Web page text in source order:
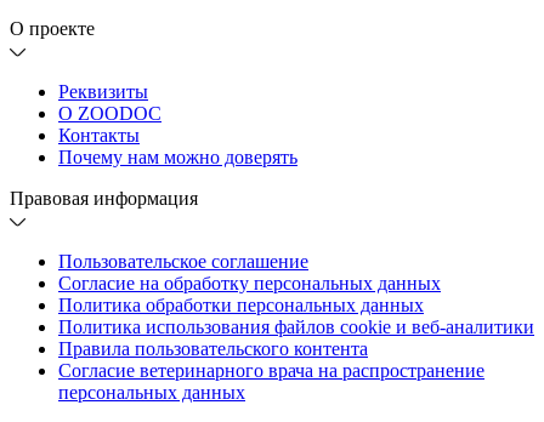
О проекте
Реквизиты
О ZOODOC
Контакты
Почему нам можно доверять
Правовая информация
Пользовательское соглашение
Согласие на обработку персональных данных
Политика обработки персональных данных
Политика использования файлов cookie и веб-аналитики
Правила пользовательского контента
Согласие ветеринарного врача на распространение
персональных данных